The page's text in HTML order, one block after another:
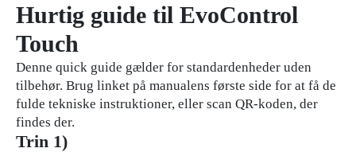
Hurtig guide til EvoControl
Touch
Denne quick guide gælder for standardenheder uden
tilbehør. Brug linket på manualens første side for at få de
fulde tekniske instruktioner, eller scan QR-koden, der
findes der.
Trin 1)